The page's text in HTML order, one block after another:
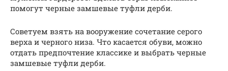
помогут черные замшевые туфли дерби.
Советуем взять на вооружение сочетание серого
верха и черного низа. Что касается обуви, можно
отдать предпочтение классике и выбрать черные
замшевые туфли дерби.